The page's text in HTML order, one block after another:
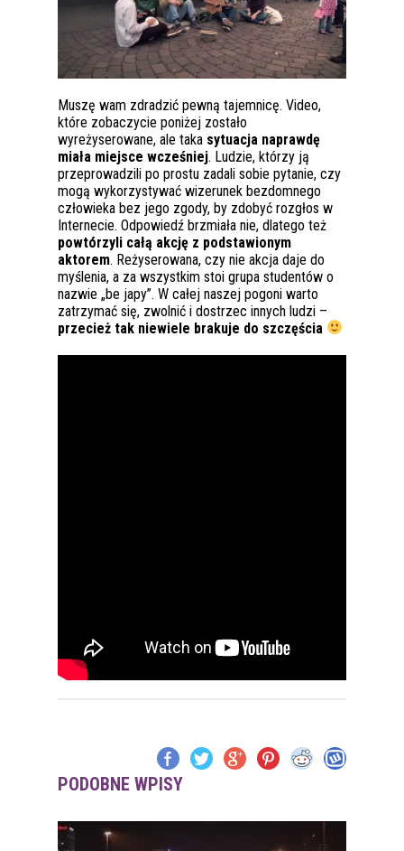
Muszę wam zdradzić pewną tajemnicę. Video,
które zobaczycie poniżej zostało
wyreżyserowane, ale taka sytuacja naprawdę
miała miejsce wcześniej. Ludzie, którzy ją
przeprowadzili po prostu zadali sobie pytanie, czy
mogą wykorzystywać wizerunek bezdomnego
człowieka bez jego zgody, by zdobyć rozgłos w
Internecie. Odpowiedź brzmiała nie, dlatego też
powtórzyli całą akcję z podstawionym
aktorem. Reżyserowana, czy nie akcja daje do
myślenia, a za wszystkim stoi grupa studentów o
nazwie „be japy”. W całej naszej pogoni warto
zatrzymać się, zwolnić i dostrzec innych ludzi –
przecież tak niewiele brakuje do szczęścia
PODOBNE WPISY